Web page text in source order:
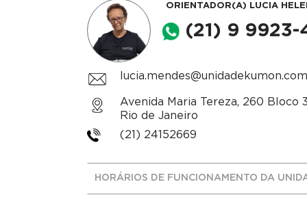
ORIENTADOR(A) LUCIA
(21) 9 9923-
Avenida Maria Tereza, 260 Bloco
Rio de Janeiro
(21) 24152669
HORÁRIOS DE FUNCIONAMENTO DA